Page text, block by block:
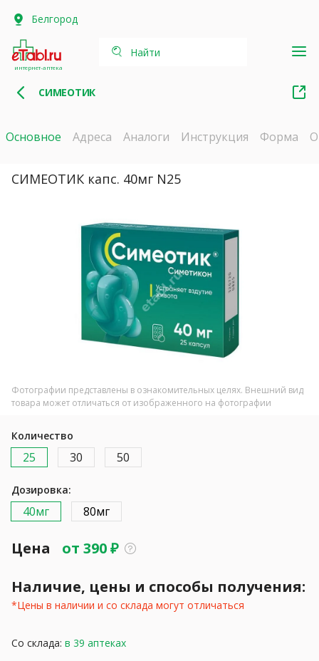
Белгород
интернет-аптека
Найти
СИМЕОТИК
Основное Адреса Аналоги Инструкция Форма
СИМЕОТИК капс. 40мг N25
Фотографии представлены в ознакомительных целях. Внешний вид
товара может отличаться от изображенного на фотографии
Количество
25 30 50
Дозировка:
40мг 80мг
Цена от 390₽
Наличие, цены и способы получения:
*Цены в наличии и со склада могут отличаться
Со склада: в 39 аптеках